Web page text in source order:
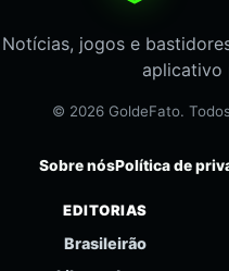
Notícias, jogos e
aplicativo
© 2026 GoldeFato.
Sobre nósPolítica de
EDITORIAS
Brasileirão